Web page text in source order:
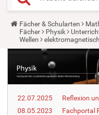
Y
o
u
a
h
e
r
:
Fächer & Schularten
Fächer
Physik
Wellen
22.07.2025
Reflexion
08.05.2023
Fachportal